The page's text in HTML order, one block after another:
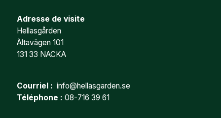
Adresse de visite
Hellasgården
Ältavägen 101
131 33 NACKA
Courriel : info@hellasgarden.se
Téléphone : 08-716 39 61